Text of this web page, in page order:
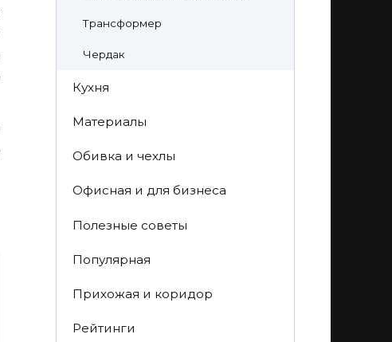
Трансформер
Чердак
Кухня
Материалы
Обивка и чехлы
Офисная и для бизнеса
Полезные советы
Популярная
Прихожая и коридор
Рейтинги